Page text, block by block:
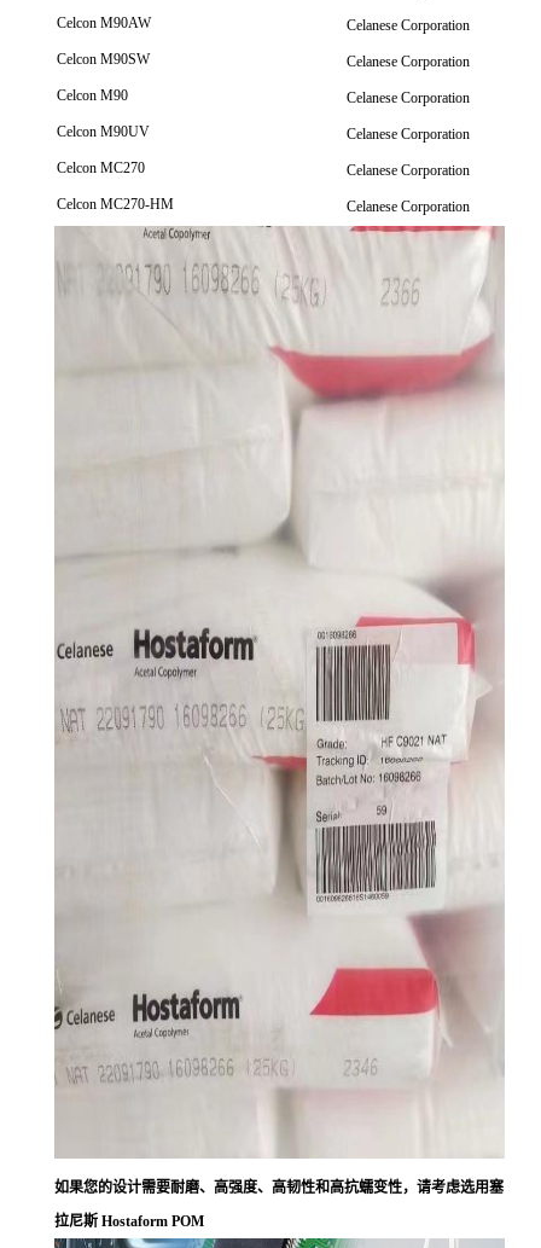
Celcon M90AW
Celanese Corporation
Celcon M90SW
Celanese Corporation
Celcon M90
Celanese Corporation
Celcon M90UV
Celanese Corporation
Celcon MC270
Celanese Corporation
Celcon MC270-HM
Celanese Corporation
如果您的设计需要耐磨、高强度、高韧性和高抗蠕变性，请考虑选用塞
拉尼斯 Hostaform POM